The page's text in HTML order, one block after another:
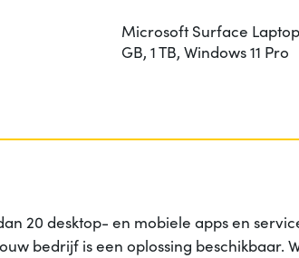
Microsoft Surface Laptop
GB, 1 TB, Windows 11 Pro
20 desktop- en mobiele apps en
bedrijf is een oplossing beschikbaar.